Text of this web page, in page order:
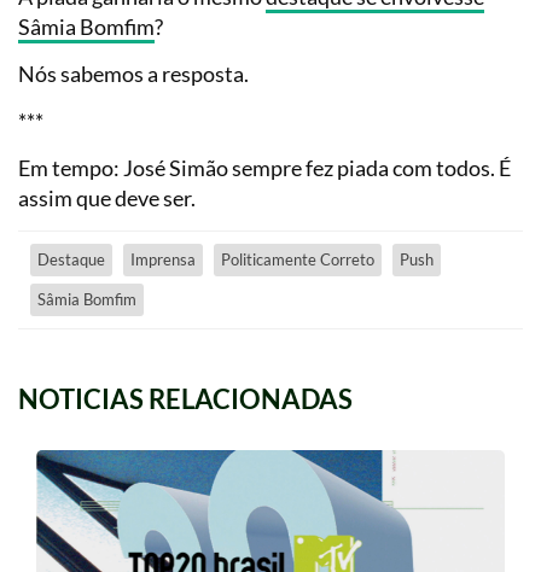
Sâmia Bomfim?
Nós sabemos a resposta.
***
Em tempo: José Simão sempre fez piada com todos. É
assim que deve ser.
Destaque Imprensa Politicamente Correto Push
Sâmia Bomfim
NOTICIAS RELACIONADAS